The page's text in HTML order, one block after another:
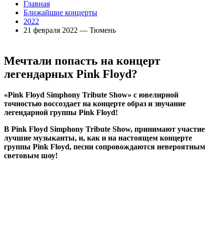
Главная
Ближайшие концерты
2022
21 февраля 2022 — Тюмень
Мечтали попасть на концерт
легендарных Pink Floyd?
«Pink Floyd Simphony Tribute Show» с ювелирной
точностью воссоздает на концерте образ и звучание
легендарной группы Pink Floyd!
В Pink Floyd Simphony Tribute Show, принимают участие
лучшие музыканты, и, как и на настоящем концерте
группы Pink Floyd, песни сопровождаются невероятным
световым шоу!